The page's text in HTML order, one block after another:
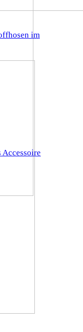
im